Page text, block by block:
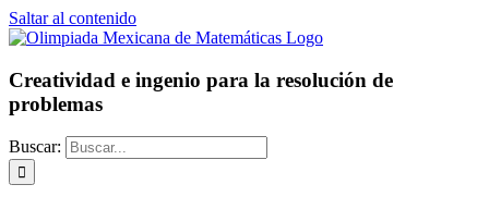
Saltar al contenido
Creatividad e ingenio para la resolución de
problemas
Buscar: